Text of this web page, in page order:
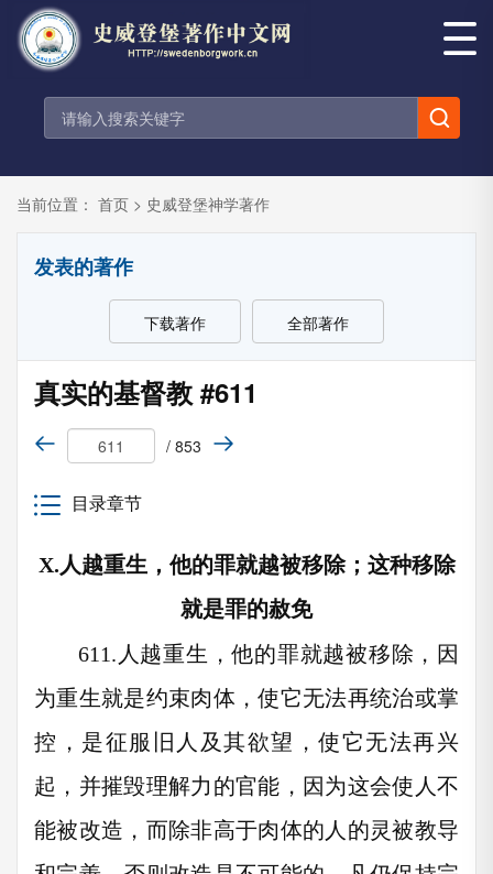
当前位置： 首页 > 史威登堡神学著作
发表的著作
下载著作 全部著作
真实的基督教 #611
/ 853
目录章节
X. 人越重生，他的罪就越被移除；这种移除
就是罪的赦免
611. 人越重生，他的罪就越被移除，因
为重生就是约束肉体，使它无法再统治或掌
控，是征服旧人及其欲望，使它无法再兴
起，并摧毁理解力的官能，因为这会使人不
能被改造，而除非高于肉体的人的灵被教导